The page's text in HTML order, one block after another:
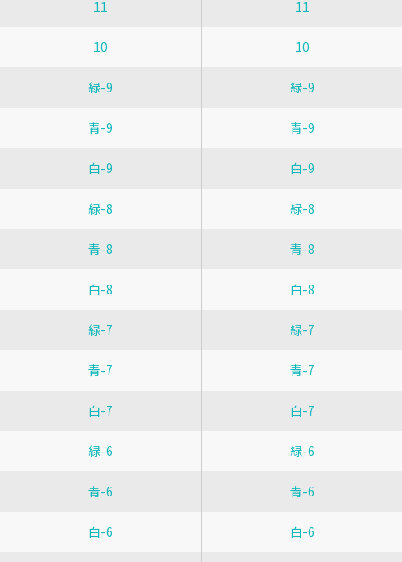
11 11
10 10
緑-9 緑-9
青-9 青-9
白-9 白-9
緑-8 緑-8
青-8 青-8
白-8 白-8
緑-7 緑-7
青-7 青-7
白-7 白-7
緑-6 緑-6
青-6 青-6
白-6 白-6